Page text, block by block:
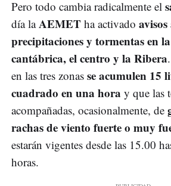
Pero todo cambia radicalmente el
día laAEMET ha activado
precipitaciones y tormentas en
cantábrica, el centro y la Ribera
en las tres zonas se acumulen 15
cuadrado en una hora y que las
acompañadas, ocasionalmente, de
rachas de viento fuerte o muy
estarán vigentes desde las 15.00
horas.